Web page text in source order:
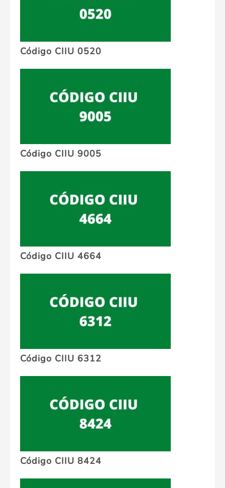
Código CIIU 0520
Código CIIU 9005
Código CIIU 4664
Código CIIU 6312
Código CIIU 8424